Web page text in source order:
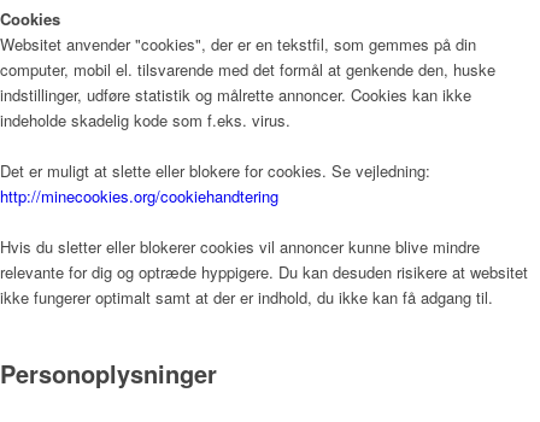
Nyheder
Nyheder
Ledige stillinger
Kontakt
Cookies
Websitet anvender "cookies", der er en tekstfil, som gemmes på din
computer, mobil el. tilsvarende med det formål at genkende den, huske
indstillinger, udføre statistik og målrette annoncer. Cookies kan ikke
indeholde skadelig kode som f.eks. virus.
Det er muligt at slette eller blokere for cookies. Se vejledning:
http://minecookies.org/cookiehandtering
Hvis du sletter eller blokerer cookies vil annoncer kunne blive mindre
relevante for dig og optræde hyppigere. Du kan desuden risikere at websitet
ikke fungerer optimalt samt at der er indhold, du ikke kan få adgang til.
Personoplysninger